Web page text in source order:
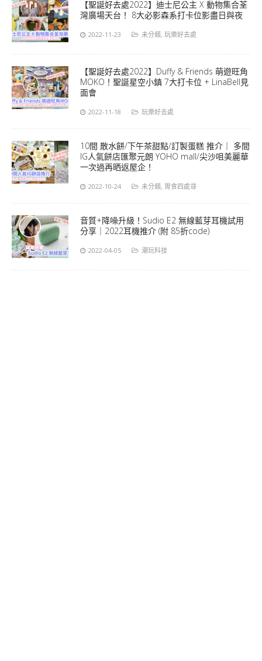
【聖誕好去處2022】迪士尼公主 X 動物集合荃
灣廣場天台！ 8大必影森系打卡位影盡日與夜
2022-11-23 未分類, 玩樂好去處
【聖誕好去處2022】Duffy & Friends 萌遊旺角
MOKO！聖誕星空小鎮 7大打卡位 + LinaBell見
面會
2022-11-18 玩樂好去處
10間 散水餅/下午茶甜點/訂製蛋糕 推介｜ 多間
IG人氣餅店匯聚元朗 YOHO mall/尖沙咀美麗華
一次過再晒返屋企！
2022-10-24 未分類, 胃食四處尋
音質+降噪升級！Sudio E2 無線藍芽耳機試用
分享｜2022耳機推介 (附 85折code)
2022-04-05 潮玩科技